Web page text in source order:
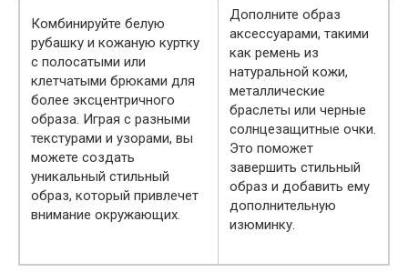
Комбинируйте белую
рубашку и кожаную куртку
с полосатыми или
клетчатыми брюками для
более эксцентричного
образа. Играя с разными
текстурами и узорами, вы
можете создать
уникальный стильный
образ, который привлечет
внимание окружающих.
Дополните образ
аксессуарами, такими
как ремень из
натуральной кожи,
металлические
браслеты или черные
солнцезащитные очки.
Это поможет
завершить стильный
образ и добавить ему
дополнительную
изюминку.